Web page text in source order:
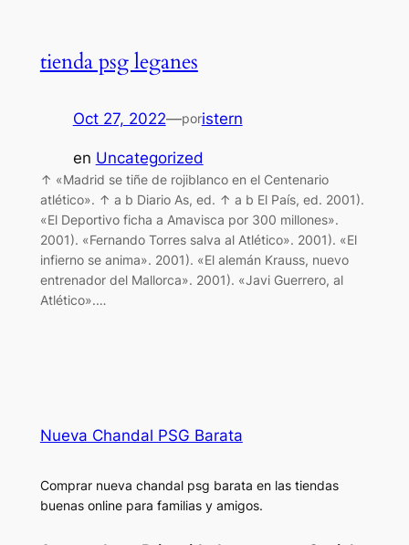
tienda psg leganes
Oct 27, 2022—poristern
en Uncategorized
↑ «Madrid se tiñe de rojiblanco en el Centenario
atlético». ↑ a b Diario As, ed. ↑ a b El País, ed. 2001).
«El Deportivo ficha a Amavisca por 300 millones».
2001). «Fernando Torres salva al Atlético». 2001). «El
infierno se anima». 2001). «El alemán Krauss, nuevo
entrenador del Mallorca». 2001). «Javi Guerrero, al
Atlético».…
Nueva Chandal PSG Barata
Comprar nueva chandal psg barata en las tiendas
buenas online para familias y amigos.